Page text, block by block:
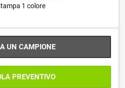
1 colore
UN CAMPIONE
PREVENTIVO